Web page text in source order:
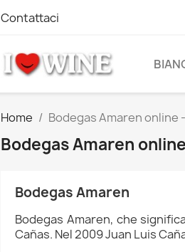
Contattaci
Home Bodegas Amaren online
Bodegas Amaren
Bodegas Amaren
Bodegas Amaren, che
Cañas. Nel 2009 Juan Luis